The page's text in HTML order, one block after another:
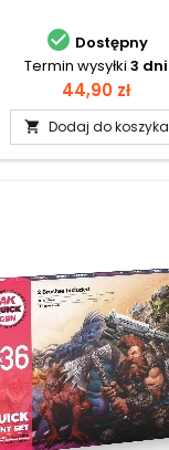
 Dostępny
Termin wysyłki 3 dni
Cena
44,90 zł
 Dodaj do koszyka